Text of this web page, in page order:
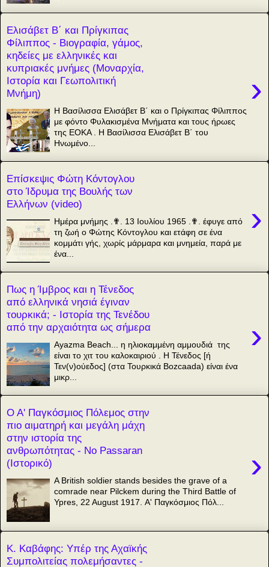
Ελισάβετ Β΄ και Πρίγκιπας
Φίλιππος - Βιογραφία, γάμος,
κηδείες με ελληνικές και
κυπριακές μνήμες (Μοναρχία,
Ιστορία και Γεωπολιτική
Μνήμη)
›
Η Βασίλισσα Ελισάβετ Β΄ και ο Πρίγκιπας Φίλιππος
με φόντο Φυλακισμένα Μνήματα και τους ήρωες
της ΕΟΚΑ . Η Βασίλισσα Ελισάβετ Β΄ του
Ηνωμένο...
Επίσκεψις Φώτη Κόντογλου
στο Ίδρυμα της Βουλής των
Ελλήνων (video)
›
Ημέρα μνήμης .✟. 13 Ιουλίου 1965 .✟. έφυγε από
τη ζωή ο Φώτης Κόντογλου και ετάφη σε ένα
κομμάτι γής, χωρίς μάρμαρα και μνημεία, παρά με
ένα...
Πως η Ίμβρος και η Τένεδος
από ελληνικά νησιά έγιναν
τουρκικά; - Ιστορία της Τενέδου
από την αρχαιότητα ως σήμερα
›
Ayazma Beach... η ηλιοκαμμένη αμμουδιά της
είναι το χιτ του καλοκαιριού . Η Τένεδος [ή
Τεν(ν)ούεδος] (στα Τουρκικά Bozcaada) είναι ένα
μικρ...
Ο Α' Παγκόσμιος Πόλεμος στην
πιο αιματηρή και μεγάλη μάχη
στην ιστορία της
ανθρωπότητας - Νο Passaran
(Ιστορικό)
›
A British soldier stands besides the grave of a
comrade near Pilckem during the Third Battle of
Ypres, 22 August 1917. Α' Παγκόσμιος Πόλ...
Κ. Καβάφης: Υπέρ της Αχαϊκής
Συμπολιτείας πολεμήσαντες -